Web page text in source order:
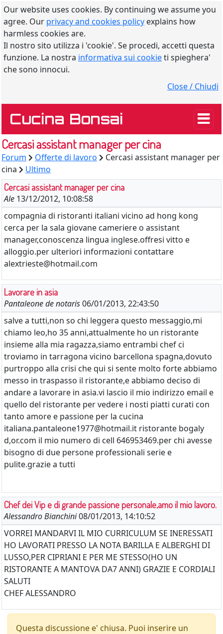
Our website uses cookies. By continuing we assume you
agree. Our privacy and cookies policy explains how
harmless cookies are.
Il nostro sito utilizza i 'cookie'. Se procedi, accetti questa
funzione. La nostra informativa sui cookieti spieghera'
che sono innocui.
Close / Chiudi
Cucina Bonsai
Cercasi assistant manager per cina
Forum Offerte di lavoro
Cercasi assistant manager per
cina
Ultimo
Cercasi assistant manager per cina
Ale 13/12/2012, 10:08:58
compagnia di ristoranti italiani vicino ad hong kong
cerca per la sala giovane cameriere o assistant
manager,conoscenza lingua inglese.offresi vitto e
alloggio.per ulteriori informazioni contattare
alextrieste@hotmail.com
Lavorare in asia
Pantaleone de notaris06/01/2013, 22:43:50
salve a tutti,non so chi leggera questo messaggio,mi
chiamo leo,ho 35 anni,attualmente ho un ristorante
insieme alla mia ragazza,siamo entrambi chef ci
troviamo in tarragona vicino barcellona spagna,dovuto
purtroppo alla crisi che qui si sente molto forte abbiamo
messo in traspasso il ristorante,e abbiamo deciso di
andare a lavorare in asia.vi lascio il mio indirizzo email e
quello del ristorante per vedere i nosti piatti curati con
tanto amore e passione per la cucina
italiana.pantaleone1977@hotmail.it ristorante bogaly
d,or.com il mio numero di cell 646953469.per chi avesse
bisogno di due persone professionali serie e
pulite.grazie a tutti
Chef dei Vip e di grande passione personale,amo il mio lavoro.
Alessandro Bianchini08/01/2013, 14:10:52
VORREI MANDARVI IL MIO CURRICULUM SE INERESSATI
HO LAVORATI PRESSO LA NOTA BARILLA E ALBERGHI DI
LUSSO,PER CIPRIANI E PER ME STESSO(HO UN
RISTORANTE A MANTOVA DA7 ANNI) GRAZIE E CORDIALI
SALUTI
CHEF ALESSANDRO
Questa discussione e' chiusa. Puoi inserire un